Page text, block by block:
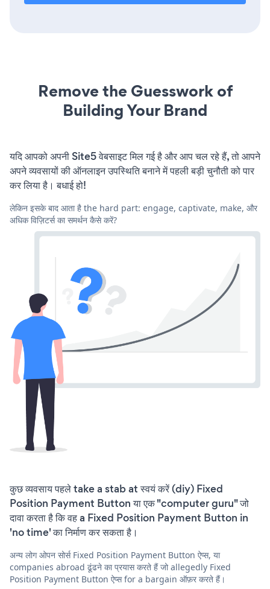
Remove the Guesswork of
Building Your Brand
यदि आपको अपनी Site5 वेबसाइट मिल गई है और आप चल रहे हैं, तो आपने
अपने व्यवसायों की ऑनलाइन उपस्थिति बनाने में पहली बड़ी चुनौती को पार
कर लिया है। बधाई हो!
लेकिन इसके बाद आता है the hard part: engage, captivate, make, और
अधिक विज़िटर्स का समर्थन कैसे करें?
कुछ व्यवसाय पहले take a stab at स्वयं करें (diy) Fixed
Position Payment Button या एक "computer guru" जो
दावा करता है कि वह a Fixed Position Payment Button in
'no time' का निर्माण कर सकता है।
अन्य लोग ओपन सोर्स Fixed Position Payment Button ऐप्स, या
companies abroad ढूंढने का प्रयास करते हैं जो allegedly Fixed
Position Payment Button ऐप्स for a bargain ऑफ़र करते हैं।